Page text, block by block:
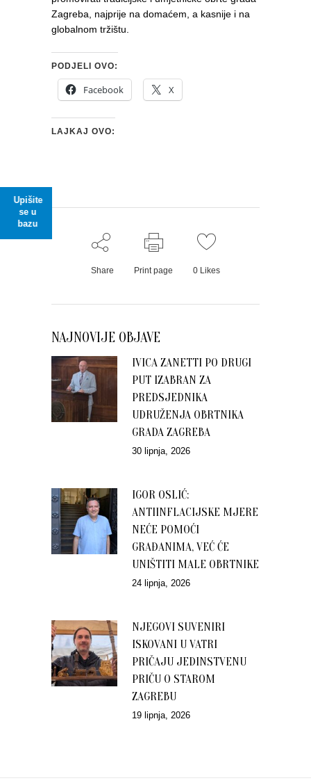
Upišite
se u
bazu
Zagreba, najprije na domaćem, a kasnije i na
globalnom tržištu.
PODJELI OVO:
Facebook X
LAJKAJ OVO:
Share Print page 0 Likes
NAJNOVIJE OBJAVE
IVICA ZANETTI PO DRUGI
PUT IZABRAN ZA
PREDSJEDNIKA
UDRUŽENJA OBRTNIKA
GRADA ZAGREBA
30 lipnja, 2026
IGOR OSLIĆ:
ANTIINFLACIJSKE MJERE
NEĆE POMOĆI
GRAĐANIMA, VEĆ ĆE
UNIŠTITI MALE OBRTNIKE
24 lipnja, 2026
NJEGOVI SUVENIRI
ISKOVANI U VATRI
PRIČAJU JEDINSTVENU
PRIČU O STAROM
ZAGREBU
19 lipnja, 2026